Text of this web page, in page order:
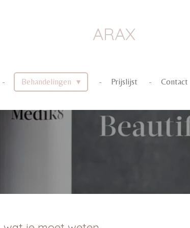
ARAX
Behandelingen Prijslijst Contact